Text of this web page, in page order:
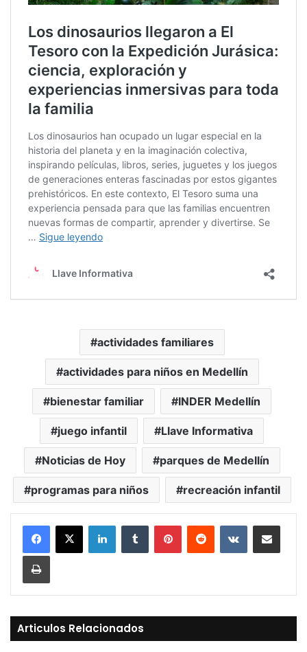
actividades familiares
actividades para niños en Medellín
bienestar familiar INDER Medellín
juego infantil Llave Informativa
Noticias de Hoy parques de Medellín
programas para niños recreación infantil
LinkedInTumblr PinterestReddit VKontakteCompartir vía Mail
Print
Articulos Relacionados